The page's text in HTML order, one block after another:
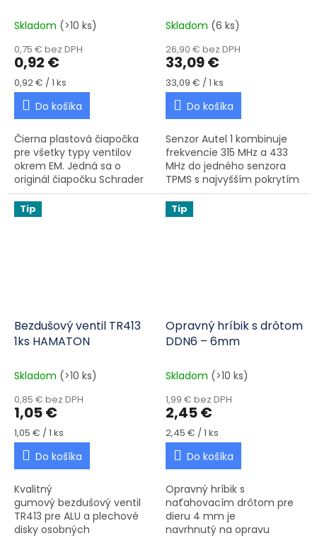
Skladom (>10 ks)
0,75 € bez DPH
0,92 €
Jednotková cena:
0,92 € / 1 ks
Do košíka
Čierna plastová čiapočka
pre všetky typy ventilov
okrem EM. Jedná sa o
originál čiapočku Schrader
a oproti bežným
čiapočkám má tesnenie,
ktoré je dimenzované pre
Skladom (6 ks)
26,90 € bez DPH
33,09 €
Jednotková cena:
33,09 € / 1 ks
Do košíka
Senzor Autel 1 kombinuje
frekvencie 315 MHz a 433
MHz do jedného senzora
TPMS s najvyšším pokrytím
vozidiel v odvetví.
PROGRAMOVATEĽNÝ
UNIVERZÁLNY SNÍMAČ TPMS
Tip
Bezdušový ventil TR413
1ks HAMATON
Skladom (>10 ks)
0,85 € bez DPH
1,05 €
Jednotková cena:
1,05 € / 1 ks
Do košíka
Kvalitný
gumový bezdušový ventil
TR413 pre ALU a plechové
disky osobných
Tip
Opravný hríbik s drôtom
DDN6 – 6mm
Skladom (>10 ks)
1,99 € bez DPH
2,45 €
Jednotková cena:
2,45 € / 1 ks
Do košíka
Opravný hríbik s
naťahovacím drôtom pre
dieru 4 mm je
navrhnutý na opravu